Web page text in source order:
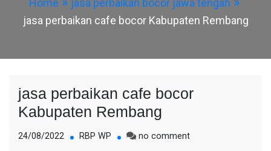
jasa perbaikan cafe bocor Kabupaten Rembang
jasa perbaikan cafe bocor
Kabupaten Rembang
24/08/2022 RBP WP no commenton